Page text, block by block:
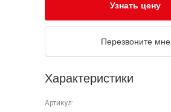
Узнать цену
Перезвоните мне
Характеристики
Артикул: